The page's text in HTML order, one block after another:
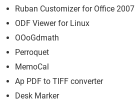
Ruban Customizer for Office 2007
ODF Viewer for Linux
OOoGdmath
Perroquet
MemoCal
Ap PDF to TIFF converter
Desk Marker